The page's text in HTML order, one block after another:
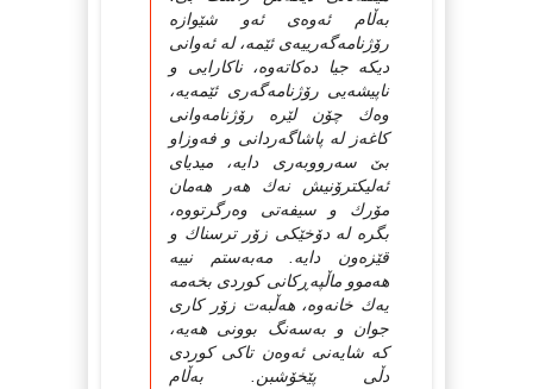
به‌ڵام ئه‌وه‌ى ئه‌و شێوازه‌
رۆژنامه‌گه‌رییه‌ى ئێمه‌، له‌ ئه‌وانى
دیكه‌ جیا ده‌كاته‌وه‌، ناكارایى و
ناپیشه‌یى رۆژنامه‌گه‌رى ئێمه‌یه‌،
وه‌ك چۆن لێره‌ رۆژنامه‌وانى
كاغه‌ز له‌ پاشاگه‌ردانى و فه‌وزاو
بێ سه‌رووبه‌رى دایه‌، میدیاى
ئه‌لیكترۆنیش نه‌ك هه‌ر هه‌مان
مۆرك و سیفه‌تى وه‌رگرتووه‌،
بگره‌ له‌ دۆخێكى زۆر ترسناك و
قێزه‌ون دایه‌. مه‌به‌ستم نییه‌
هه‌موو ماڵپه‌ڕكانى كوردى بخه‌مه‌
یه‌ك خانه‌وه‌، هه‌ڵبه‌ت زۆر كارى
جوان و به‌سه‌نگ بوونی هه‌یه‌،
كه‌ شایه‌نى ئه‌وه‌ن تاكى كوردى
دڵى پێخۆشبن. به‌ڵام